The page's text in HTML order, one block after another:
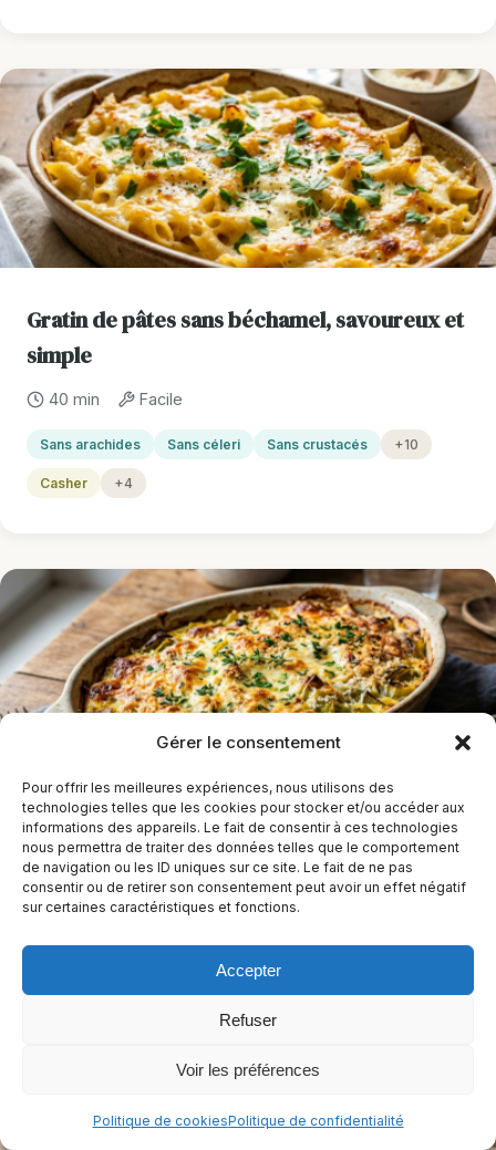
Gérer le consentement
Pour offrir les meilleures expériences, nous utilisons des
technologies telles que les cookies pour stocker et/ou accéder aux
informations des appareils. Le fait de consentir à ces technologies
nous permettra de traiter des données telles que le comportement
de navigation ou les ID uniques sur ce site. Le fait de ne pas
consentir ou de retirer son consentement peut avoir un effet négatif
sur certaines caractéristiques et fonctions.
Accepter
Refuser
Voir les préférences
Politique de cookiesPolitique de confidentialité
Gratin de pâtes sans béchamel, savoureux et
simple
40 min Facile
Sans arachides Sans céleri Sans crustacés +10
Casher +4
Gratin de poireaux sans béchamel, léger et
savoureux
1 h Facile
Sans arachides Sans céleri Sans crustacés +9